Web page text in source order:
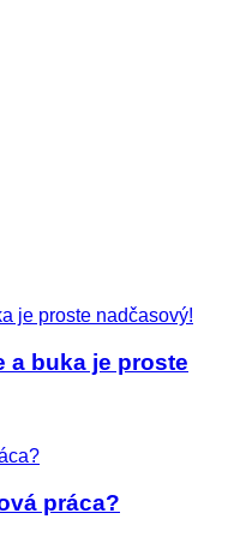
a buka je proste
práca?